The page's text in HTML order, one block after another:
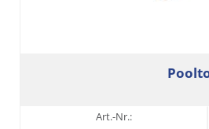
Art.-Nr.: